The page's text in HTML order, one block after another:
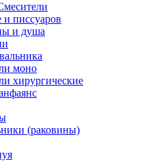
и писсуаров
и душа
моно
хирургические
(раковины)